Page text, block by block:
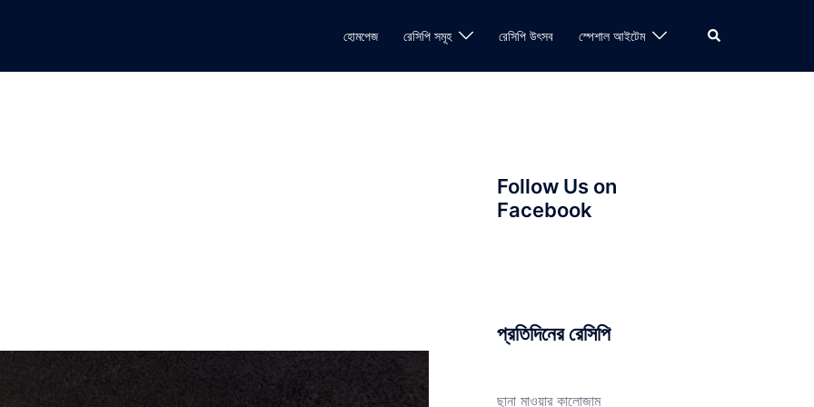
হোমপেজ রেসিপি সমূহ রেসিপি উৎসব স্পেশাল আইটেম Search
Follow Us on
Facebook
প্রতিদিনের রেসিপি
ছানা মাওয়ার কালোজাম